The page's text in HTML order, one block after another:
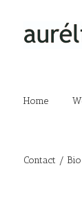
Home
Contact / Bio